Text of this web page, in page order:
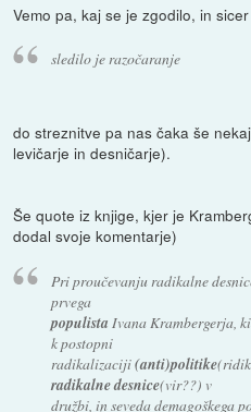
Vemo pa, kaj se je zgodilo, in
sledilo je razočaranje
do streznitve pa nas čaka še
levičarje in desničarje).
Še quote iz knjige, kjer je
dodal svoje komentarje)
Pri proučevanju radikalne
prvega
populista Ivana Krambergerja,
k postopni
radikalizaciji(anti)politike
radikalne desnice(vir??) v
družbi, in seveda demagoškega